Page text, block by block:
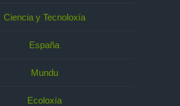
Ciencia y Tecnoloxía
España
Mundu
Ecoloxía